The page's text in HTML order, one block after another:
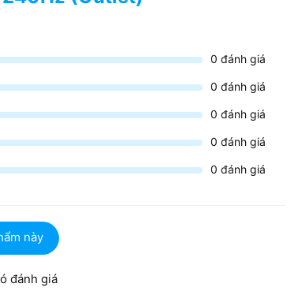
0 đánh giá
0 đánh giá
0 đánh giá
0 đánh giá
0 đánh giá
này
đánh giá